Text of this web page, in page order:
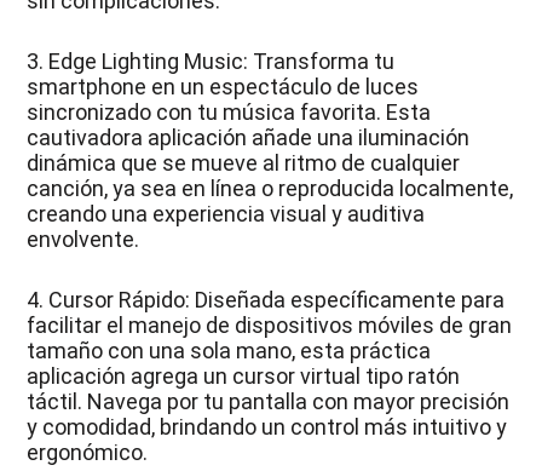
3. Edge Lighting Music: Transforma tu
smartphone en un espectáculo de luces
sincronizado con tu música favorita. Esta
cautivadora aplicación añade una iluminación
dinámica que se mueve al ritmo de cualquier
canción, ya sea en línea o reproducida localmente,
creando una experiencia visual y auditiva
envolvente.
4. Cursor Rápido: Diseñada específicamente para
facilitar el manejo de dispositivos móviles de gran
tamaño con una sola mano, esta práctica
aplicación agrega un cursor virtual tipo ratón
táctil. Navega por tu pantalla con mayor precisión
y comodidad, brindando un control más intuitivo y
ergonómico.